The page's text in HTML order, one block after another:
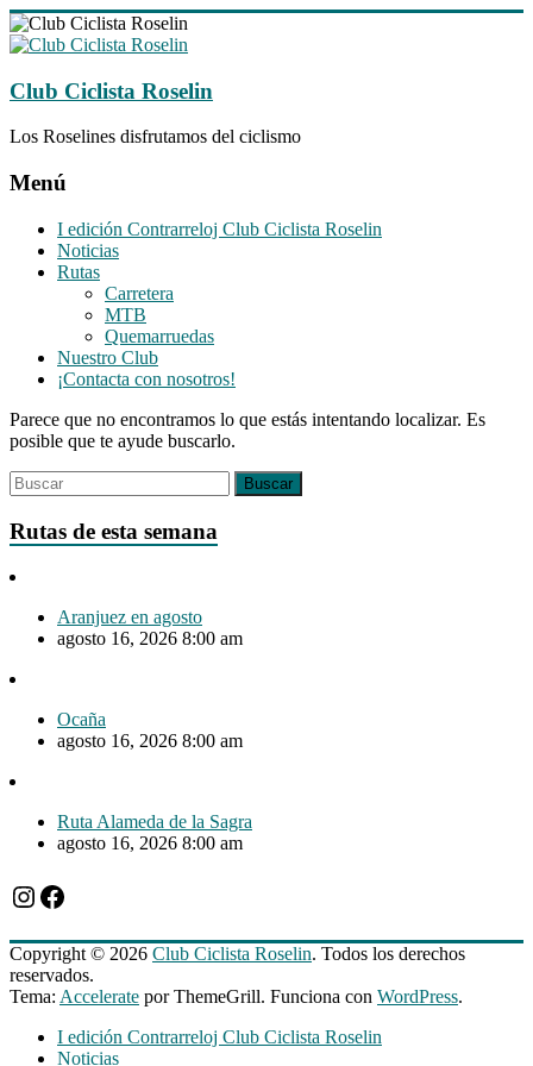
Saltar
al
Club Ciclista Roselin
Los Roselines disfrutamos del ciclismo
Menú
I edición Contrarreloj Club Ciclista Roselin
Noticias
Rutas
Carretera
MTB
Quemarruedas
Nuestro Club
¡Contacta con nosotros!
Parece que no encontramos lo que estás intentando localizar. Es
posible que te ayude buscarlo.
Rutas de esta semana
Aranjuez en agosto
agosto 16, 2026 8:00 am
Ocaña
agosto 16, 2026 8:00 am
Ruta Alameda de la Sagra
agosto 16, 2026 8:00 am
Instagram
Facebook
Copyright © 2026 Club Ciclista Roselin. Todos los derechos
reservados.
Tema: Accelerate por ThemeGrill. Funciona con WordPress.
I edición Contrarreloj Club Ciclista Roselin
Noticias